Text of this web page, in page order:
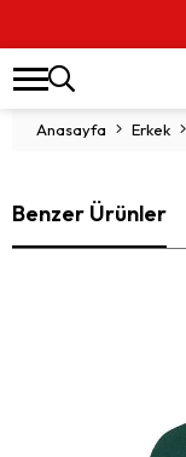
Anasayfa Erkek
Benzer Ürünler